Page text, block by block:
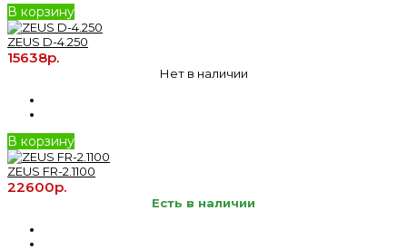
В корзину
ZEUS D-4.250
15638р.
Нет в наличии
В корзину
ZEUS FR-2.1100
22600р.
Есть в наличии